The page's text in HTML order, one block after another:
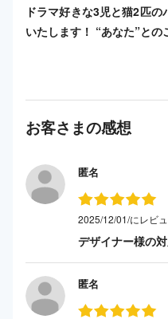
ドラマ好きな3児と猫2匹
いたします！ “あなた”と
お客さまの感想
匿名
2025/12/01/にレビ
デザイナー様の
匿名